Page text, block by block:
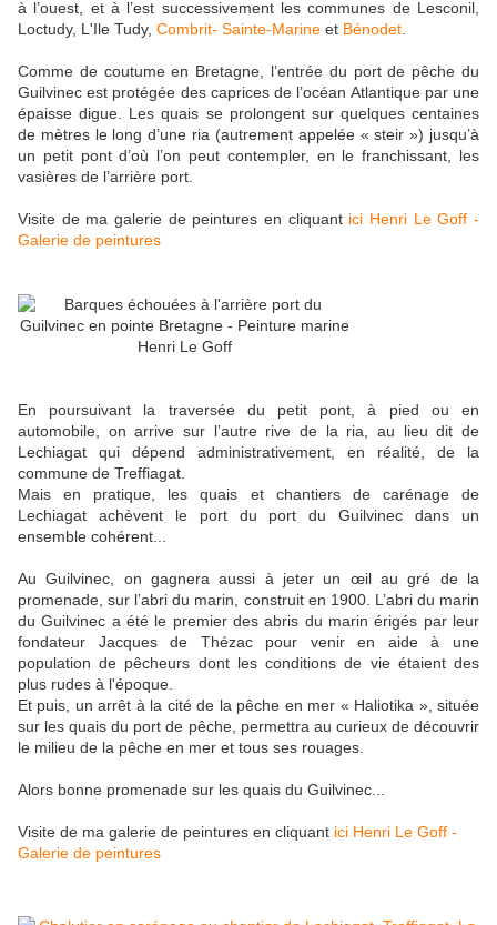
à l’ouest, et à l’est successivement les communes de Lesconil,
Loctudy, L'Ile Tudy, Combrit- Sainte-Marine et Bénodet
Comme de coutume en Bretagne, l’entrée du port de pêche du
Guilvinec est protégée des caprices de l’océan Atlantique par une
épaisse digue. Les quais se prolongent sur quelques centaines
de mètres le long d’une ria (autrement appelée « steir ») jusqu’à
un petit pont d’où l’on peut contempler, en le franchissant, les
vasières de l’arrière port.
Visite de ma galerie de peintures en cliquant ici Henri Le Goff -
Galerie de peintures
En poursuivant la traversée du petit pont, à pied ou en
automobile, on arrive sur l’autre rive de la ria, au lieu dit de
Lechiagat qui dépend administrativement, en réalité, de la
commune de Treffiagat.
Mais en pratique, les quais et chantiers de carénage de
Lechiagat achèvent le port du port du Guilvinec dans un
ensemble cohérent...
Au Guilvinec, on gagnera aussi à jeter un œil au gré de la
promenade, sur l’abri du marin, construit en 1900. L’abri du marin
du Guilvinec a été le premier des abris du marin érigés par leur
fondateur Jacques de Thézac pour venir en aide à une
population de pêcheurs dont les conditions de vie étaient des
plus rudes à l'époque.
Et puis, un arrêt à la cité de la pêche en mer « Haliotika », située
sur les quais du port de pêche, permettra au curieux de découvrir
le milieu de la pêche en mer et tous ses rouages.
Alors bonne promenade sur les quais du Guilvinec...
Visite de ma galerie de peintures en cliquant ici Henri Le Goff -
Galerie de peintures